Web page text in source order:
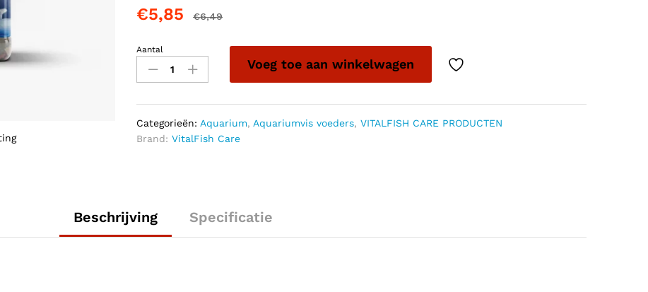
€5,85 €6,49
VITALFISH
CARE
TROPISCH
Aantal
Voeg toe aan winkelwagen
Categorieën: Aquarium, Aquariumvis voeders,VITALFISH CARE PRODUCTEN
Brand:VitalFish Care
Beschrijving Specificatie